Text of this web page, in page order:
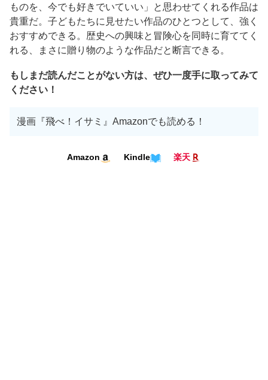
ものを、今でも好きでいていい」と思わせてくれる作品は
貴重だ。子どもたちに見せたい作品のひとつとして、強く
おすすめできる。歴史への興味と冒険心を同時に育ててく
れる、まさに贈り物のような作品だと断言できる。
もしまだ読んだことがない方は、ぜひ一度手に取ってみて
ください！
漫画『飛べ！イサミ』Amazonでも読める！
Amazon Kindle 楽天